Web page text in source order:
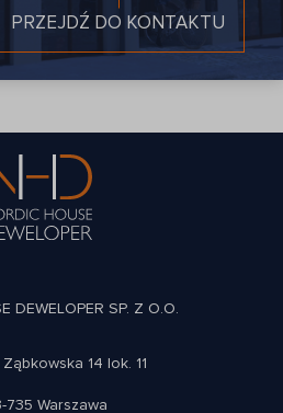
PRZEJDŹ DO KONTAKTU
DEWELOPER SP. Z O.O.
Ząbkowska 14 lok. 11
735 Warszawa